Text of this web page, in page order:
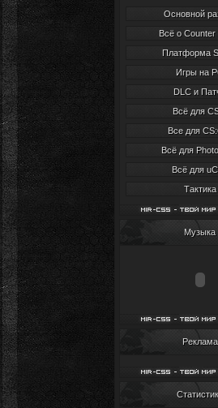
Основной
Всё о Counter
Платформа
Игры на
DLC и
Всё для
Все для
Всё для
Всё для
Тактика
Музыка
Реклама